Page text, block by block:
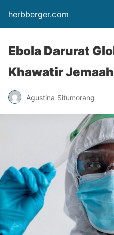
herbberger.com
Ebola Darurat
Khawatir
Agustina Situmorang